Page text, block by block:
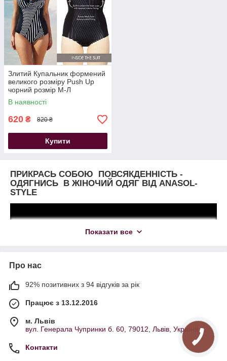
Злитий Купальник формений
великого розміру Push Up
чорний розмір М-Л
В наявності
620 ₴ 820 ₴
Купити
ПРИКРАСЬ СОБОЮ ПОВСЯКДЕННІСТЬ -
ОДЯГНИСЬ В ЖІНОЧИЙ ОДЯГ ВІД ANASOL-
STYLE
Внашій колекціїї якісних жіночих пальт представлені
наступні моделі українського виробництва:
- класичні двобортні пальта з натуральної вовняної
однотонної тканини
- модні подовжені демісезонні пальта оверсайз фасону зі
спущеним плечем
Показати все
Про нас
92% позитивних з 94 відгуків за рік
Працює з 13.12.2016
м. Львів
вул. Генерала Чупринки б. 60, 79012, Львів, Україна
Контакти